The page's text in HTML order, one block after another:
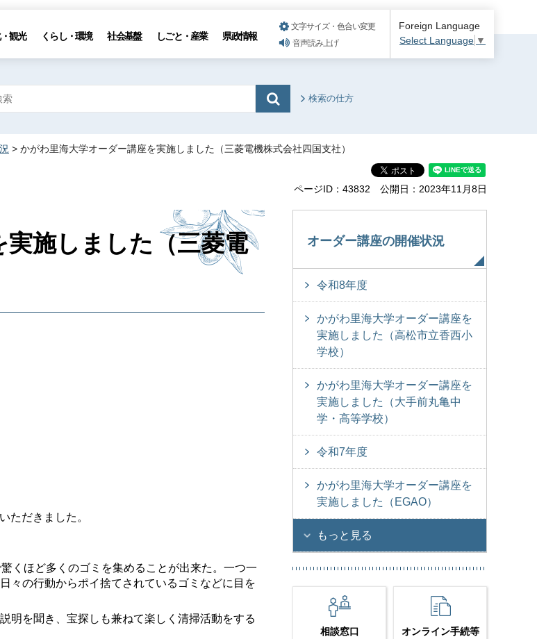
観光 くらし・環境 社会基盤 しごと・産業 県政情報
文字サイズ・色合い変更
音声読み上げ
Foreign Language
Select Language ▼
検索の仕方
> かがわ里海大学オーダー講座を実施しました（三菱電機株式会社四国支社）
ページID：43832 公開日：2023年11月8日
施しました（三菱電
ただきました。
くほど多くのゴミを集めることが出来た。一つ一
々の行動からポイ捨てされているゴミなどに目を
明を聞き、宝探しも兼ねて楽しく清掃活動をする
オーダー講座の開催状況
令和8年度
かがわ里海大学オーダー講座を
実施しました（高松市立香西小
学校）
かがわ里海大学オーダー講座を
実施しました（大手前丸亀中
学・高等学校）
令和7年度
かがわ里海大学オーダー講座を
実施しました（EGAO）
もっと見る
相談窓口 オンライン手続等